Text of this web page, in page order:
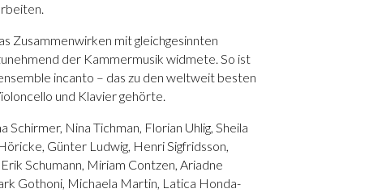
Zusammenwirken mit gleichgesinnten
der Kammermusik widmete. So ist
incanto – das zu den weltweit besten
und Klavier gehörte.
Nina Tichman, Florian Uhlig, Sheila
Günter Ludwig, Henri Sigfridsson,
Schumann, Miriam Contzen, Ariadne
Gothoni, Michaela Martin, Latica Honda-